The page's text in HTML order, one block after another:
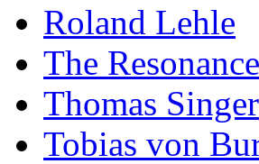
Roland Lehle
The
Thomas Singer
Tobias von